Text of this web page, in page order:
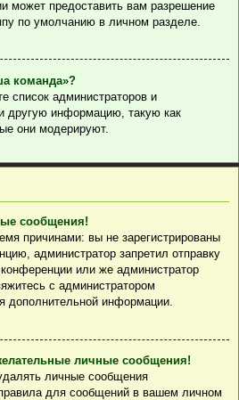
может предоставить вам разрешение
по умолчанию в личном разделе.
команда»?
список администраторов и
другую информацию, такую как
они модерируют.
сообщения!
причинами: вы не зарегистрированы
администратор запретил отправку
или же администратор
с администратором
дополнительной информации.
личные сообщения!
личные сообщения
для сообщений в вашем личном